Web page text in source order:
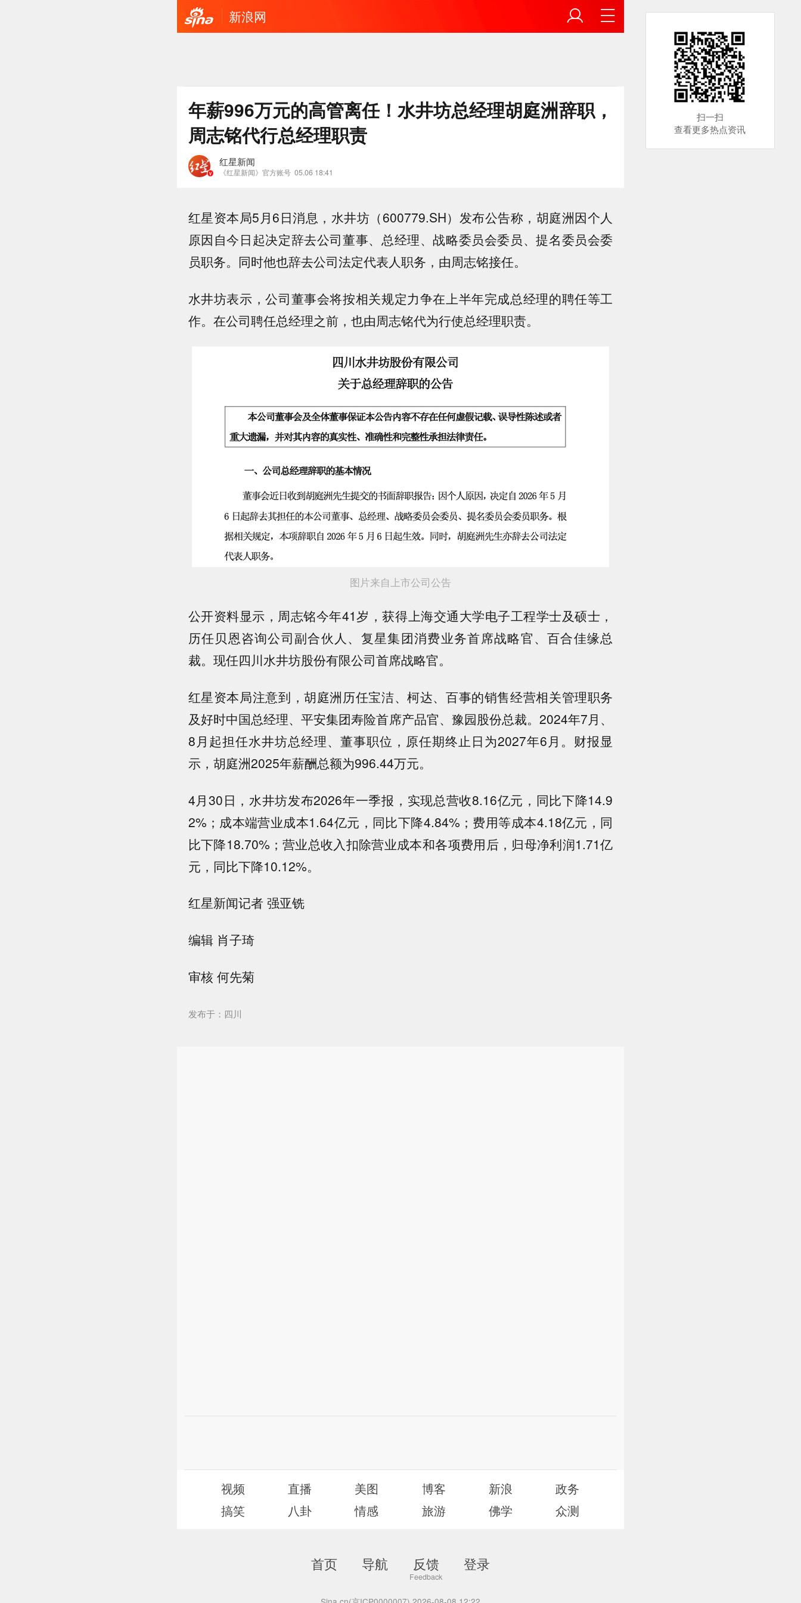
新浪网
年薪996万元的高管离任！水井坊总经理胡庭洲辞职，
周志铭代行总经理职责
红星新闻
《红星新闻》官方账号 05.06 18:41
红星资本局5月6日消息，水井坊（600779.SH）发布公告称，胡庭洲因个人
原因自今日起决定辞去公司董事、总经理、战略委员会委员、提名委员会委
员职务。同时他也辞去公司法定代表人职务，由周志铭接任。
水井坊表示，公司董事会将按相关规定力争在上半年完成总经理的聘任等工
作。在公司聘任总经理之前，也由周志铭代为行使总经理职责。
图片来自上市公司公告
公开资料显示，周志铭今年41岁，获得上海交通大学电子工程学士及硕士，
历任贝恩咨询公司副合伙人、复星集团消费业务首席战略官、百合佳缘总
裁。现任四川水井坊股份有限公司首席战略官。
红星资本局注意到，胡庭洲历任宝洁、柯达、百事的销售经营相关管理职务
及好时中国总经理、平安集团寿险首席产品官、豫园股份总裁。2024年7月、
8月起担任水井坊总经理、董事职位，原任期终止日为2027年6月。财报显
示，胡庭洲2025年薪酬总额为996.44万元。
4月30日，水井坊发布2026年一季报，实现总营收8.16亿元，同比下降14.9
2%；成本端营业成本1.64亿元，同比下降4.84%；费用等成本4.18亿元，同
比下降18.70%；营业总收入扣除营业成本和各项费用后，归母净利润1.71亿
元，同比下降10.12%。
红星新闻记者 强亚铣
编辑 肖子琦
审核 何先菊
发布于：四川
视频 直播 美图 博客 新浪
政务
搞笑
八卦 情感 旅游 佛学 众测
首页 导航 反馈 登录
扫一扫
查看更多热点资讯